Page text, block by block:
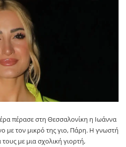
πέρασε στη Θεσσαλονίκη η Ιωάννα
με τον μικρό της γιο, Πάρη. Η γνωστή
με μια σχολική γιορτή,